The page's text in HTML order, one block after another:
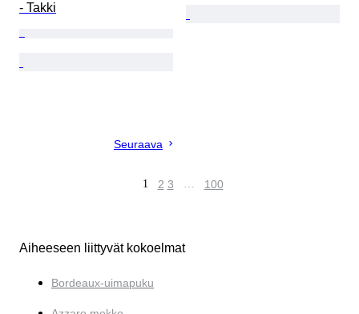
- Takki
Seuraava
1 2 3 … 100
Aiheeseen liittyvät kokoelmat
Bordeaux-uimapuku